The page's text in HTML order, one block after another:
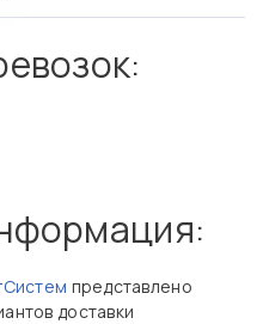
представлено
доставки